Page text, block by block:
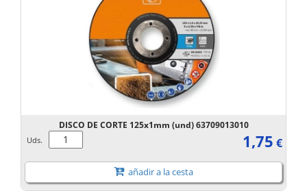
DISCO DE CORTE 125x1mm (und) 63709013010
Uds. 1,75 €
añadir a la cesta